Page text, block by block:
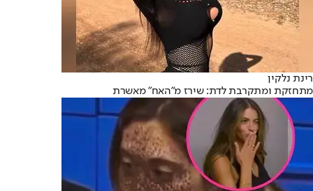
רינת נלקין
מתחזקת ומתקרבת לדת: שירז מ"האח" מאשרת